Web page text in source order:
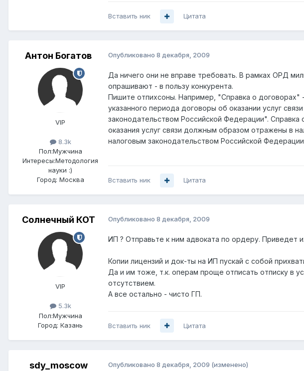
Вставить ник Цитата
Антон Богатов
VIP
8.3k
Пол:Мужчина
Интересы:Методология
науки :)
Город: Москва
Опубликовано 8 декабря, 2009
Да ничего они не вправе требовать. В рамках ОРД
опрашивают - в пользу конкурента.
Пишите отпихсоны. Например, "Справка о
указанного периода договоры об оказании услуг
законодательством Российской Федерации".
оказания услуг связи должным образом отражены в
налоговым законодательством Российской
Вставить ник Цитата
Солнечный КОТ
VIP
5.3k
Пол:Мужчина
Город: Казань
Опубликовано 8 декабря, 2009
ИП ? Отправьте к ним адвоката по ордеру. Приведет
Копии лицензий и док-ты на ИП пускай с собой
Да и им тоже, т.к. операм проще отписать отписку в
отсутствием.
А все остально - чисто ГП.
Вставить ник Цитата
sdy_moscow Опубликовано 8 декабря, 2009 (изменено)